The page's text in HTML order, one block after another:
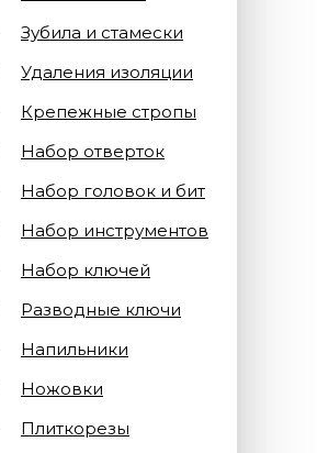
Зубила и стамески
Удаления изоляции
Крепежные стропы
Набор отверток
Набор головок и бит
Набор инструментов
Набор ключей
Разводные ключи
Напильники
Ножовки
Плиткорезы